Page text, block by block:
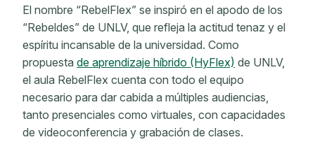
El nombre “RebelFlex” se inspiró en el apodo de los
“Rebeldes” de UNLV, que refleja la actitud tenaz y el
espíritu incansable de la universidad. Como
propuesta de aprendizaje híbrido (HyFlex) de UNLV,
el aula RebelFlex cuenta con todo el equipo
necesario para dar cabida a múltiples audiencias,
tanto presenciales como virtuales, con capacidades
de videoconferencia y grabación de clases.